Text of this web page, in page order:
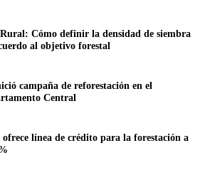
Cómo definir la densidad de siembra
al objetivo forestal
campaña de reforestación en el
Central
ofrece línea de crédito para la forestación a